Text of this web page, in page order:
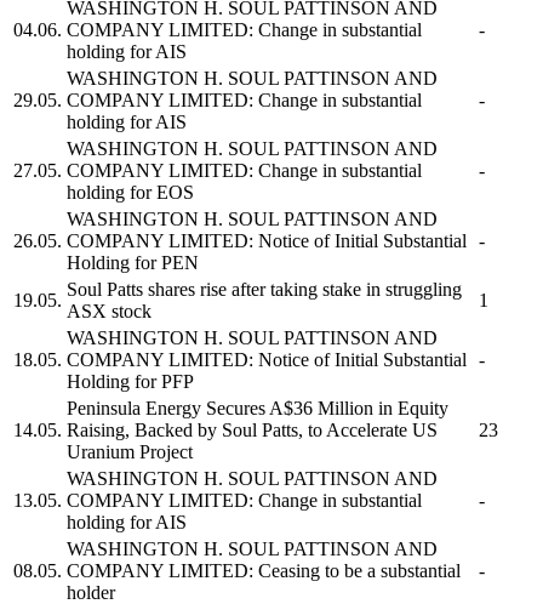
04.06.
WASHINGTON H. SOUL PATTINSON AND
COMPANY LIMITED: Change in substantial
holding for AIS
-
29.05.
WASHINGTON H. SOUL PATTINSON AND
COMPANY LIMITED: Change in substantial
holding for AIS
-
27.05.
WASHINGTON H. SOUL PATTINSON AND
COMPANY LIMITED: Change in substantial
holding for EOS
-
26.05.
WASHINGTON H. SOUL PATTINSON AND
COMPANY LIMITED: Notice of Initial Substantial
Holding for PEN
-
19.05.
Soul Patts shares rise after taking stake in struggling
ASX stock
1
18.05.
WASHINGTON H. SOUL PATTINSON AND
COMPANY LIMITED: Notice of Initial Substantial
Holding for PFP
-
14.05.
Peninsula Energy Secures A$36 Million in Equity
Raising, Backed by Soul Patts, to Accelerate US
Uranium Project
23
13.05.
WASHINGTON H. SOUL PATTINSON AND
COMPANY LIMITED: Change in substantial
holding for AIS
-
08.05.
WASHINGTON H. SOUL PATTINSON AND
COMPANY LIMITED: Ceasing to be a substantial
holder
-